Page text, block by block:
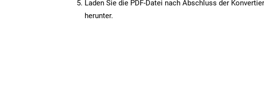
Laden Sie die PDF-Datei nach Abschluss der
herunter.